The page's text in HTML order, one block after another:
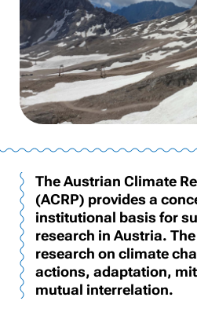
The Austrian Climate
(ACRP) provides a
institutional basis for
research in Austria.
research on climate
actions, adaptation,
mutual interrelation.